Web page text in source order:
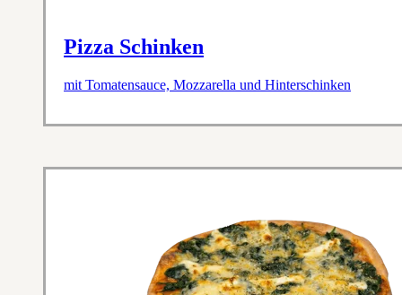
Pizza Schinken
mit Tomatensauce, Mozzarella und Hinterschinken